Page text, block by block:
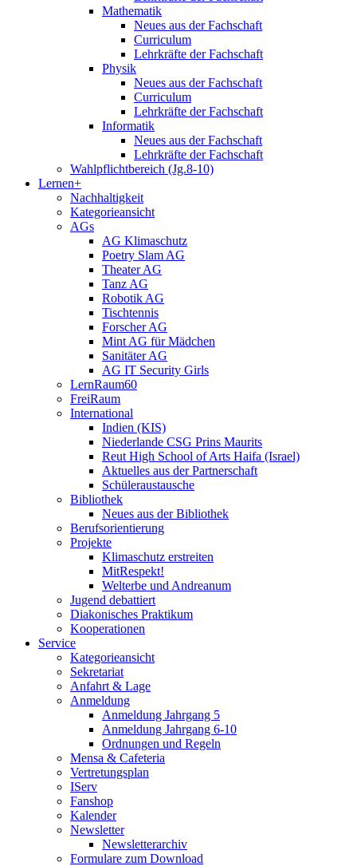
Mathematik
Neues aus der Fachschaft
Curriculum
Lehrkräfte der Fachschaft
Physik
Neues aus der Fachschaft
Curriculum
Lehrkräfte der Fachschaft
Informatik
Neues aus der Fachschaft
Lehrkräfte der Fachschaft
Wahlpflichtbereich (Jg.8-10)
Lernen+
Nachhaltigkeit
Kategorieansicht
AGs
AG Klimaschutz
Poetry Slam AG
Theater AG
Tanz AG
Robotik AG
Tischtennis
Forscher AG
Mint AG für Mädchen
Sanitäter AG
AG IT Security Girls
LernRaum60
FreiRaum
International
Indien (KIS)
Niederlande CSG Prins Maurits
Reut High School of Arts Haifa (Israel)
Aktuelles aus der Partnerschaft
Schüleraustausche
Bibliothek
Neues aus der Bibliothek
Berufsorientierung
Projekte
Klimaschutz erstreiten
MitRespekt!
Welterbe und Andreanum
Jugend debattiert
Diakonisches Praktikum
Kooperationen
Service
Kategorieansicht
Sekretariat
Anfahrt & Lage
Anmeldung
Anmeldung Jahrgang 5
Anmeldung Jahrgang 6-10
Ordnungen und Regeln
Mensa & Cafeteria
Vertretungsplan
IServ
Fanshop
Kalender
Newsletter
Newsletterarchiv
Formulare zum Download